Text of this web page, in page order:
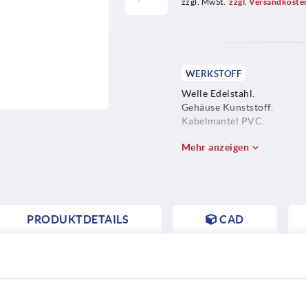
WERKSTOFF
Welle Edelstahl.
Gehäuse Kunststoff.
Kabelmantel PVC.
Mehr anzeigen
PRODUKTDETAILS CAD